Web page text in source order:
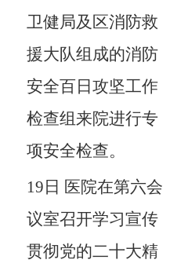
卫健局及区消防救
援大队组成的消防
安全百日攻坚工作
检查组来院进行专
项安全检查。
19日 医院在第六会
议室召开学习宣传
贯彻党的二十大精